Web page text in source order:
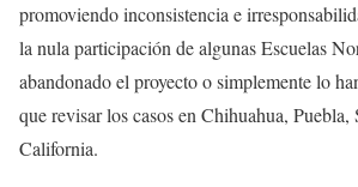
promoviendo inconsistencia e
la nula participación de algunas Escuelas
abandonado el proyecto o simplemente lo
que revisar los casos en Chihuahua,
California.